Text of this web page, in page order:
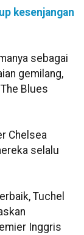
kesenjangan
sebagai
gemilang,
Blues
Chelsea
selalu
Tuchel
Inggris